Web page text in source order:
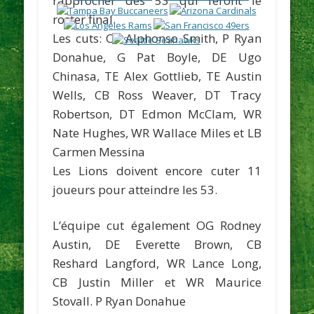
roster final.
Les cuts:CB Alphonso Smith, P Ryan
Donahue, G Pat Boyle, DE Ugo
Chinasa, TE Alex Gottlieb, TE Austin
Wells, CB Ross Weaver, DT Tracy
Robertson, DT Edmon McClam, WR
Nate Hughes, WR Wallace Miles et LB
Carmen Messina
Les Lions doivent encore cuter 11
joueurs pour atteindre les 53.
L’équipe cut également OG Rodney
Austin, DE Everette Brown, CB
Reshard Langford, WR Lance Long,
CB Justin Miller et WR Maurice
Stovall. P Ryan Donahue